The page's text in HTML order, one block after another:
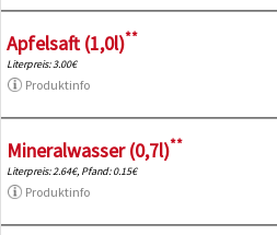
Apfelsaft (1,0l)**
Literpreis: 3.00€
Produktinfo
Mineralwasser (0,7l)**
Literpreis: 2.64€, Pfand: 0.15€
Produktinfo